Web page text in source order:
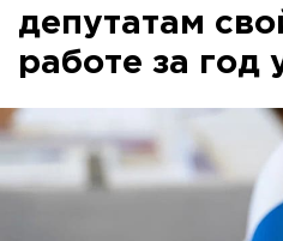
депутатам
работе за год